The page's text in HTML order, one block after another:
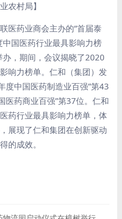
农村局】
医药业商会主办的“首届泰
国医药行业最具影响力榜
办，期间，会议揭晓了2020
响力榜单。仁和（集团）发
度中国医药制造业百强”第43
医药商业百强”第37位。仁和
药行业最具影响力榜单，体
展现了仁和集团在创新驱动
的成效。